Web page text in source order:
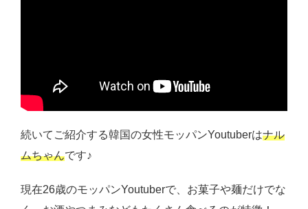
続いてご紹介する韓国の女性モッパンYoutuberはナル
ムちゃんです♪
現在26歳のモッパンYoutuberで、お菓子や麺だけでな